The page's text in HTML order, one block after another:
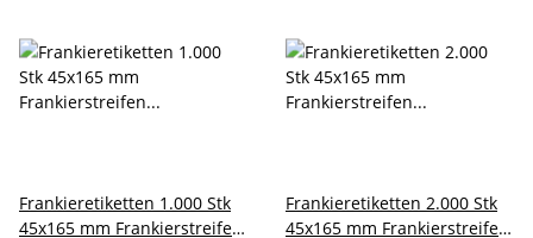
Frankieretiketten 1.000 Stk
45x165 mm Frankierstreifen
Frankieretiketten 2.000 Stk
45x165 mm Frankierstreifen